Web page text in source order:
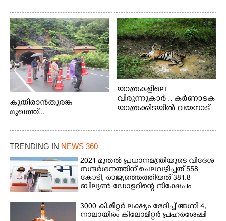
കുതിരാൻതുരങ്ക
മുഖത്ത്...
യാത്രകളിലെ
വിരുന്നുകാർ .. കർണാടക
യാത്രക്കിടയിൽ വയനാട്
TRENDING IN NEWS 360
2021 മുതൽ പ്രധാനമന്ത്രിയുടെ വിദേശ
സന്ദർശനത്തിന് ചെലവഴിച്ചത് 558
കോടി, രാജ്യത്തെത്തിയത് 381.8
ബില്യൺ ഡോളറിന്റെ നിക്ഷേപം
3000 കി.മീറ്റർ ലക്ഷ്യം ഭേദിച്ച് അഗ്നി 4,
നാലായിരം കിലോമീറ്റർ പ്രഹരശേഷി